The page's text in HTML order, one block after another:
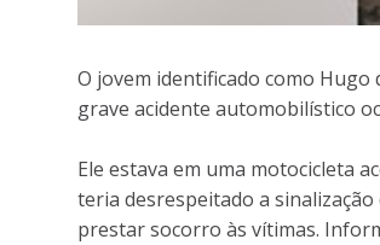
O jovem identificado como Hugo
grave acidente automobilístico
Ele estava em uma motocicleta
teria desrespeitado a
prestar socorro às vítimas.